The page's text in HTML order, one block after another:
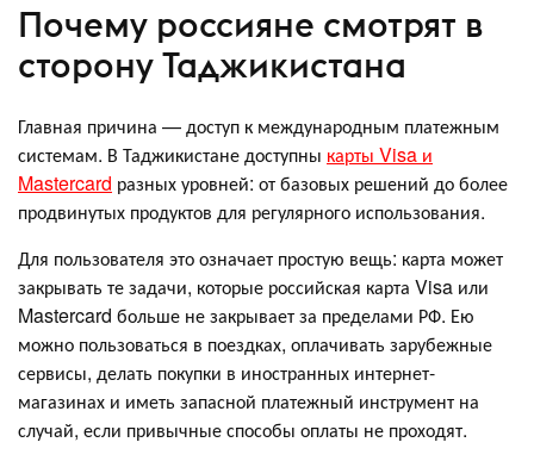
Почему россияне смотрят в
сторону Таджикистана
Главная причина — доступ к международным платежным
системам. В Таджикистане доступны карты Visa и
Mastercard разных уровней: от базовых решений до более
продвинутых продуктов для регулярного использования.
Для пользователя это означает простую вещь: карта может
закрывать те задачи, которые российская карта Visa или
Mastercard больше не закрывает за пределами РФ. Ею
можно пользоваться в поездках, оплачивать зарубежные
сервисы, делать покупки в иностранных интернет-
магазинах и иметь запасной платежный инструмент на
случай, если привычные способы оплаты не проходят.